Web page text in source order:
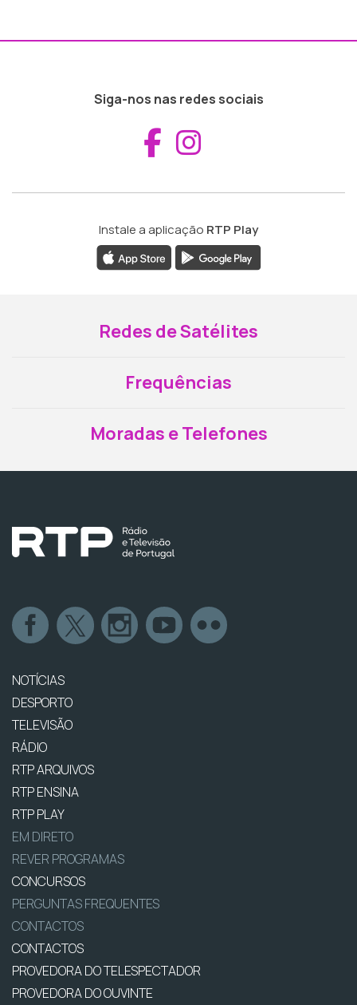
Siga-nos nas redes sociais
Aceder ao
Instale a aplicação RTP Play
Redes de Satélites
Frequências
Moradas e Telefones
NOTÍCIAS
DESPORTO
TELEVISÃO
RÁDIO
RTP ARQUIVOS
RTP ENSINA
RTP PLAY
EM DIRETO
REVER PROGRAMAS
CONCURSOS
PERGUNTAS FREQUENTES
CONTACTOS
CONTACTOS
PROVEDORA DO TELESPECTADOR
PROVEDORA DO OUVINTE